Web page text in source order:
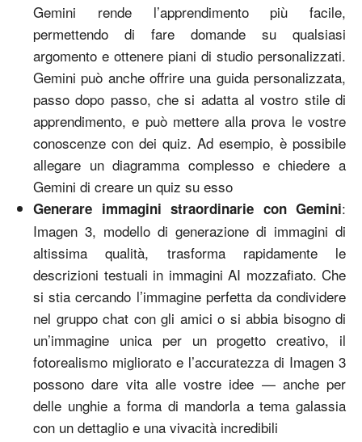
Gemini rende l’apprendimento più facile,
permettendo di fare domande su qualsiasi
argomento e ottenere piani di studio personalizzati.
Gemini può anche offrire una guida personalizzata,
passo dopo passo, che si adatta al vostro stile di
apprendimento, e può mettere alla prova le vostre
conoscenze con dei quiz. Ad esempio, è possibile
allegare un diagramma complesso e chiedere a
Gemini di creare un quiz su esso
Generare immagini straordinarie con Gemini:
Imagen 3, modello di generazione di immagini di
altissima qualità, trasforma rapidamente le
descrizioni testuali in immagini AI mozzafiato. Che
si stia cercando l’immagine perfetta da condividere
nel gruppo chat con gli amici o si abbia bisogno di
un’immagine unica per un progetto creativo, il
fotorealismo migliorato e l’accuratezza di Imagen 3
possono dare vita alle vostre idee — anche per
delle unghie a forma di mandorla a tema galassia
con un dettaglio e una vivacità incredibili